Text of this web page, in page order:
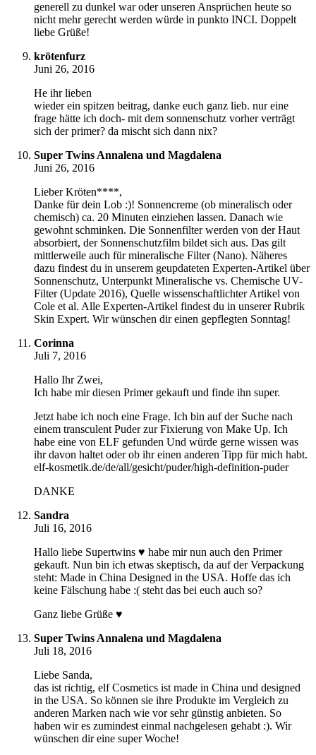
generell zu dunkel war oder unseren Ansprüchen heute so
nicht mehr gerecht werden würde in punkto INCI. Doppelt
liebe Grüße!
krötenfurz
Juni 26, 2016
He ihr lieben
wieder ein spitzen beitrag, danke euch ganz lieb. nur eine
frage hätte ich doch- mit dem sonnenschutz vorher verträgt
sich der primer? da mischt sich dann nix?
Super Twins Annalena und Magdalena
Juni 26, 2016
Lieber Kröten****,
Danke für dein Lob :)! Sonnencreme (ob mineralisch oder
chemisch) ca. 20 Minuten einziehen lassen. Danach wie
gewohnt schminken. Die Sonnenfilter werden von der Haut
absorbiert, der Sonnenschutzfilm bildet sich aus. Das gilt
mittlerweile auch für mineralische Filter (Nano). Näheres
dazu findest du in unserem geupdateten Experten-Artikel über
Sonnenschutz, Unterpunkt Mineralische vs. Chemische UV-
Filter (Update 2016), Quelle wissenschaftlichter Artikel von
Cole et al. Alle Experten-Artikel findest du in unserer Rubrik
Skin Expert. Wir wünschen dir einen gepflegten Sonntag!
Corinna
Juli 7, 2016
Hallo Ihr Zwei,
Ich habe mir diesen Primer gekauft und finde ihn super.
Jetzt habe ich noch eine Frage. Ich bin auf der Suche nach
einem transculent Puder zur Fixierung von Make Up. Ich
habe eine von ELF gefunden Und würde gerne wissen was
ihr davon haltet oder ob ihr einen anderen Tipp für mich habt.
elf-kosmetik.de/de/all/gesicht/puder/high-definition-puder
DANKE
Sandra
Juli 16, 2016
Hallo liebe Supertwins ♥ habe mir nun auch den Primer
gekauft. Nun bin ich etwas skeptisch, da auf der Verpackung
steht: Made in China Designed in the USA. Hoffe das ich
keine Fälschung habe :( steht das bei euch auch so?
Ganz liebe Grüße ♥
Super Twins Annalena und Magdalena
Juli 18, 2016
Liebe Sanda,
das ist richtig, elf Cosmetics ist made in China und designed
in the USA. So können sie ihre Produkte im Vergleich zu
anderen Marken nach wie vor sehr günstig anbieten. So
haben wir es zumindest einmal nachgelesen gehabt :). Wir
wünschen dir eine super Woche!